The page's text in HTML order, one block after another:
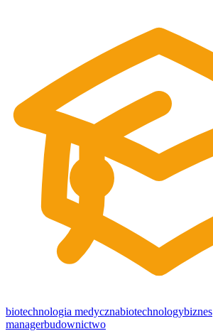
biotechnologia medycznabiotechnologybiznes
managerbudownictwo